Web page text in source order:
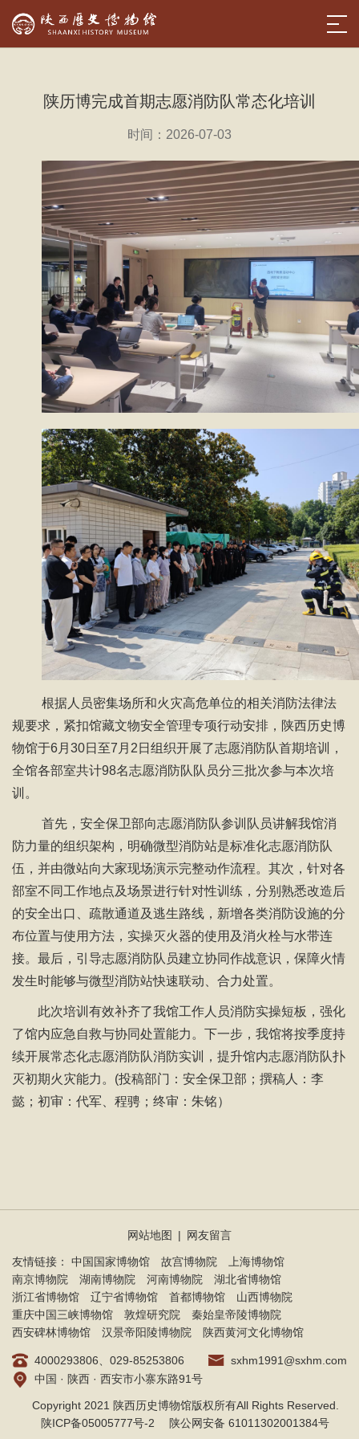
陕历博完成首期志愿消防队常态化培训
时间：2026-07-03
根据人员密集场所和火灾高危单位的相关消防法律法
规要求，紧扣馆藏文物安全管理专项行动安排，陕西历史博
物馆于6月30日至7月2日组织开展了志愿消防队首期培训，
全馆各部室共计98名志愿消防队队员分三批次参与本次培
训。
首先，安全保卫部向志愿消防队参训队员讲解我馆消
防力量的组织架构，明确微型消防站是标准化志愿消防队
伍，并由微站向大家现场演示完整动作流程。其次，针对各
部室不同工作地点及场景进行针对性训练，分别熟悉改造后
的安全出口、疏散通道及逃生路线，新增各类消防设施的分
布位置与使用方法，实操灭火器的使用及消火栓与水带连
接。最后，引导志愿消防队员建立协同作战意识，保障火情
发生时能够与微型消防站快速联动、合力处置。
此次培训有效补齐了我馆工作人员消防实操短板，强化
了馆内应急自救与协同处置能力。下一步，我馆将按季度持
续开展常态化志愿消防队消防实训，提升馆内志愿消防队扑
灭初期火灾能力。 (投稿部门： 安全保卫部；撰稿人： 李
懿；初审：代军、程骋；终审：朱铭）
网站地图 | 网友留言
友情链接： 中国国家博物馆 故宫博物院
上海博物馆
南京博物院
湖南博物院 河南博物院
湖北省博物馆
浙江省博物馆
辽宁省博物馆 首都博物馆
山西博物院
重庆中国三峡博物馆
敦煌研究院
秦始皇帝陵博物院
西安碑林博物馆
汉景帝阳陵博物院 陕西黄河文化博物馆
4000293806、029-85253806
sxhm1991@sxhm.com
中国 · 陕西 · 西安市小寨东路91号
Copyright 2021 陕西历史博物馆版权所有All Rights Reserved.
陕ICP备05005777号-2
陕公网安备 61011302001384号